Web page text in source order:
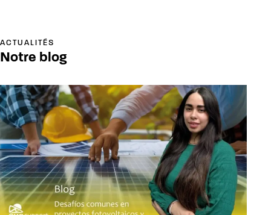
ACTUALITÉS
Notre blog